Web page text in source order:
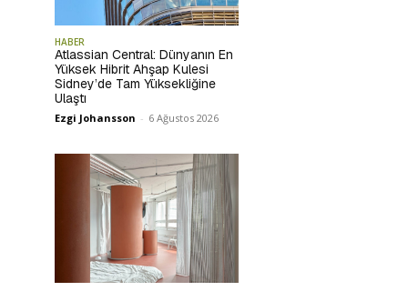
HABER
Atlassian Central: Dünyanın En
Yüksek Hibrit Ahşap Kulesi
Sidney’de Tam Yüksekliğine
Ulaştı
Ezgi Johansson - 6 Ağustos 2026